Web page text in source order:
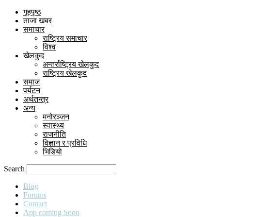
गृहपृष्ठ
ताजा खबर
समाचार
राष्ट्रिय समाचार
विश्व
खेलकुद
अन्तर्राष्ट्रिय खेलकुद
राष्ट्रिय खेलकुद
समाज
पर्यटन
अर्थतन्त्र
अन्य
मनोरञ्जन
स्वास्थ्य
राजनीति
विज्ञान र प्रविधि
भिडियो
Search
Blog
Forums
Contact
App coming Soon